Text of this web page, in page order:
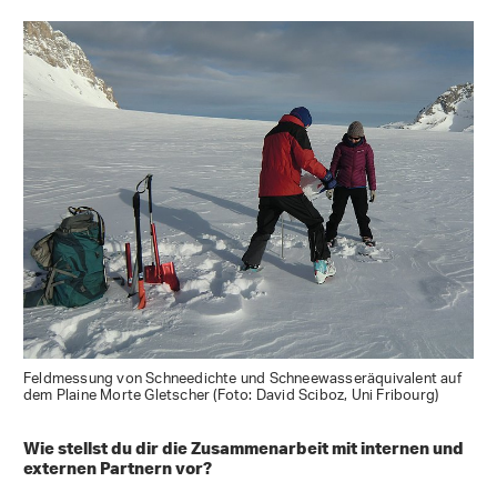
Feldmessung von Schneedichte und Schneewasseräquivalent auf
dem Plaine Morte Gletscher (Foto: David Sciboz, Uni Fribourg)
Wie stellst du dir die Zusammenarbeit mit internen und
externen Partnern vor?